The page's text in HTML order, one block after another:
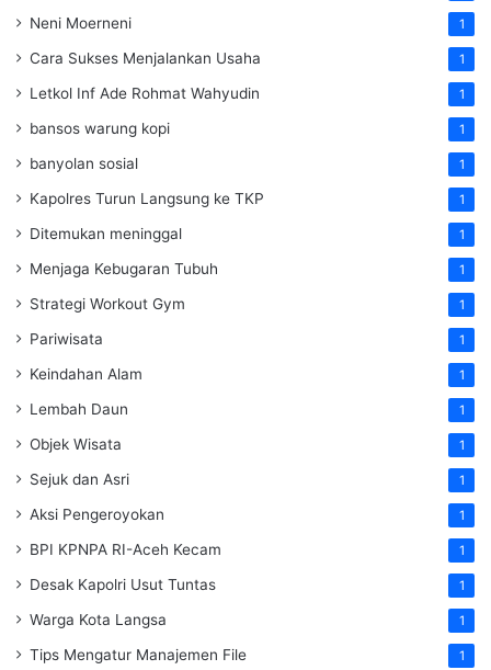
Neni Moerneni 1
Cara Sukses Menjalankan Usaha 1
Letkol Inf Ade Rohmat Wahyudin 1
bansos warung kopi 1
banyolan sosial 1
Kapolres Turun Langsung ke TKP 1
Ditemukan meninggal 1
Menjaga Kebugaran Tubuh 1
Strategi Workout Gym 1
Pariwisata 1
Keindahan Alam 1
Lembah Daun 1
Objek Wisata 1
Sejuk dan Asri 1
Aksi Pengeroyokan 1
BPI KPNPA RI-Aceh Kecam 1
Desak Kapolri Usut Tuntas 1
Warga Kota Langsa 1
Tips Mengatur Manajemen File 1